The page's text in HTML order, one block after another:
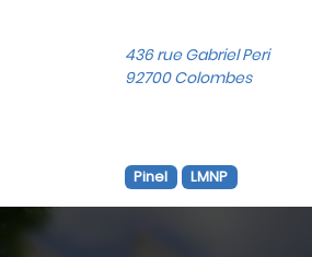
436 rue Gabriel Peri
92700 Colombes
Pinel LMNP